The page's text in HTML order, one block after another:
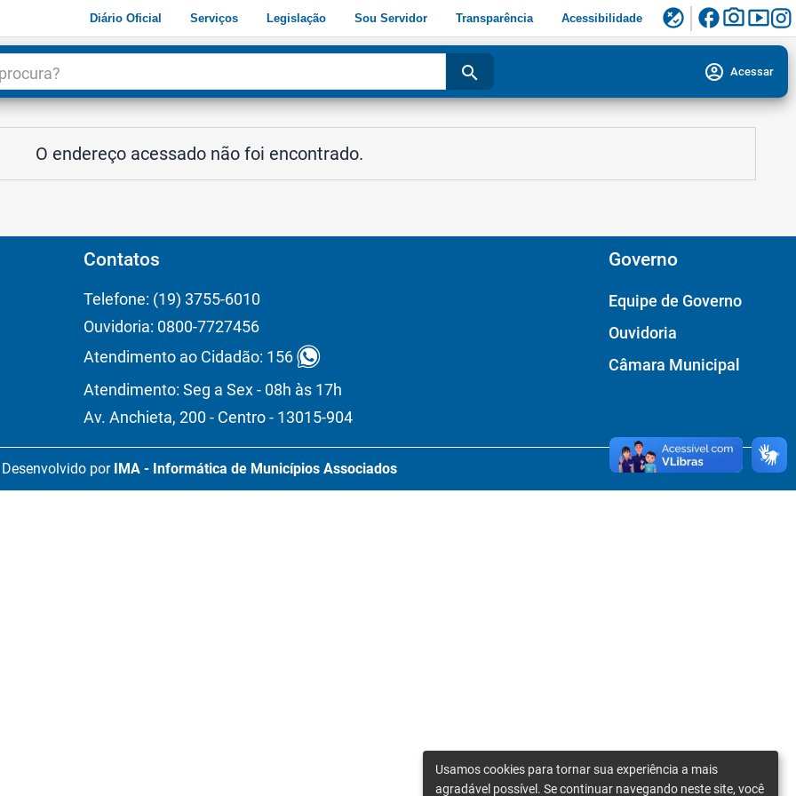
Diário Oficial Serviços Legislação Sou Servidor Transparência Acessibilidade flaky facebookphoto_camerasmart_display
search account_circle Acessar
O endereço acessado não foi encontrado.
Contatos
Telefone: (19) 3755-6010
Ouvidoria: 0800-7727456
Atendimento ao Cidadão: 156
Atendimento: Seg a Sex - 08h às 17h
Av. Anchieta, 200 - Centro - 13015-904
Governo
Equipe de Governo
Ouvidoria
Câmara Municipal
Desenvolvido por IMA - Informática de Municípios Associados
Usamos cookies para tornar sua experiência a mais
agradável possível. Se continuar navegando neste site, você